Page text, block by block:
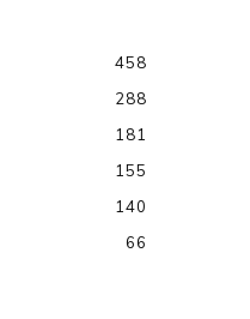
458
288
181
155
140
66